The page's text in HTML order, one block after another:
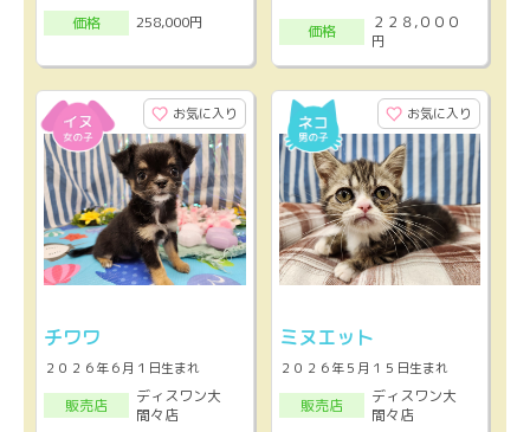
価格
258,000円
価格
２２８,０００
円
お気に入り
チワワ
２０２６年６月１日生まれ
販売店
ディスワン大
間々店
お気に入り
ミヌエット
２０２６年５月１５日生まれ
販売店
ディスワン大
間々店